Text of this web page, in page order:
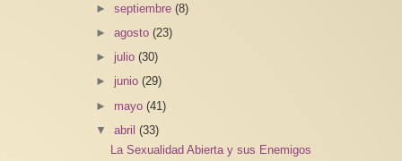
►septiembre(8)
►agosto(23)
► julio(30)
► junio(29)
► mayo(41)
▼abril(33)
La Sexualidad Abierta y sus Enemigos